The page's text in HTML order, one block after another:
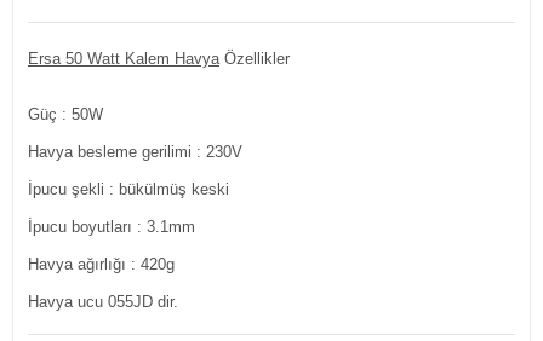
Ersa 50 Watt Kalem HavyaÖzellikler
Güç : 50W
Havya besleme gerilimi : 230V
İpucu şekli : bükülmüş keski
İpucu boyutları : 3.1mm
Havya ağırlığı : 420g
Havya ucu 055JD dir.